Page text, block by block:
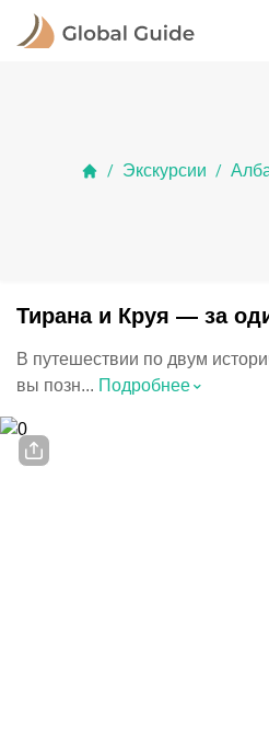
/ Экскурсии /
Тирана и Круя — за
В путешествии по двум
вы позн... Подробнее⌃